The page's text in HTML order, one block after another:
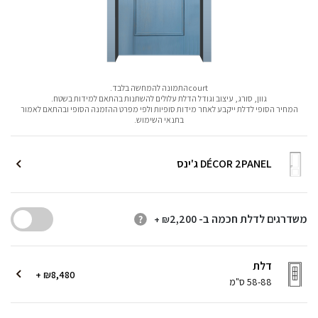
DÉCOR 2PANEL ג'ינס
משדרגים לדלת חכמה ב- + ₪2,200
דלת
58-88 ס"מ
+ ₪8,480
courtהתמונה להמחשה בלבד.
גוון, סורג, עיצוב וגודל הדלת עלולים להשתנות בהתאם למידות בשטח.
המחיר הסופי לדלת ייקבע לאחר מידות סופיות ולפי מפרט ההזמנה הסופי ובהתאם לאמור
בתנאי השימוש.